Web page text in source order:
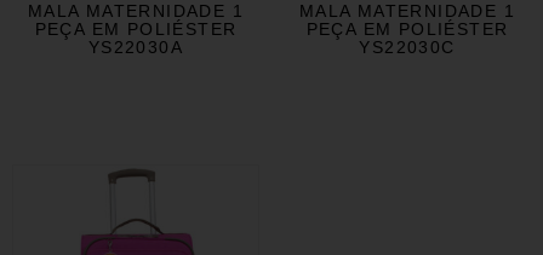
MALA MATERNIDADE 1
PEÇA EM POLIÉSTER
YS22030A
MALA MATERNIDADE 1
PEÇA EM POLIÉSTER
YS22030C